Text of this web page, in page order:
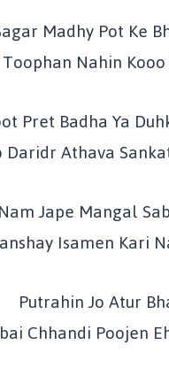
Madhy Pot Ke
Nahin
Pret Badha Ya
Daridr Athava
Nam Jape Mangal
Isamen Kari
Putrahin Jo Atur
Chhandi Poojen